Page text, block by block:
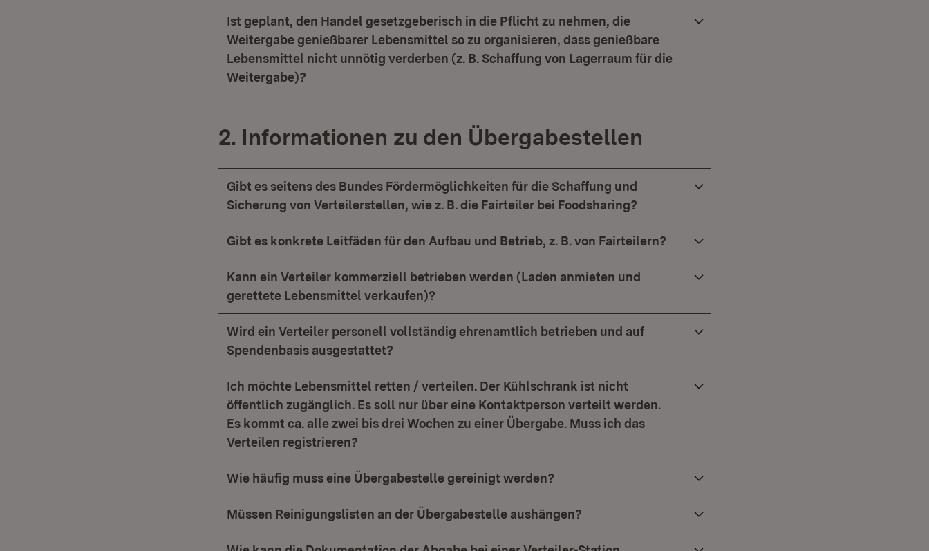
Ist geplant, den Handel gesetzgeberisch in die Pflicht zu nehmen, die
Weitergabe genießbarer Lebensmittel so zu organisieren, dass genießbare
Lebensmittel nicht unnötig verderben (z. B. Schaffung von Lagerraum für die
Weitergabe)?
2. Informationen zu den Übergabestellen
Gibt es seitens des Bundes Fördermöglichkeiten für die Schaffung und
Sicherung von Verteilerstellen, wie z. B. die Fairteiler bei Foodsharing?
Gibt es konkrete Leitfäden für den Aufbau und Betrieb, z. B. von Fairteilern?
Kann ein Verteiler kommerziell betrieben werden (Laden anmieten und
gerettete Lebensmittel verkaufen)?
Wird ein Verteiler personell vollständig ehrenamtlich betrieben und auf
Spendenbasis ausgestattet?
Ich möchte Lebensmittel retten / verteilen. Der Kühlschrank ist nicht
öffentlich zugänglich. Es soll nur über eine Kontaktperson verteilt werden.
Es kommt ca. alle zwei bis drei Wochen zu einer Übergabe. Muss ich das
Verteilen registrieren?
Wie häufig muss eine Übergabestelle gereinigt werden?
Müssen Reinigungslisten an der Übergabestelle aushängen?